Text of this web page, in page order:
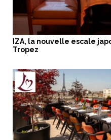
IZA, la nouvelle escale
Tropez